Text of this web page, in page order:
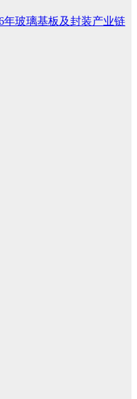
年玻璃基板及封装产业链